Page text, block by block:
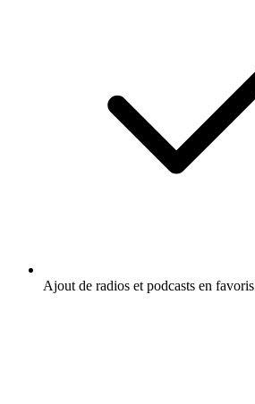
Ajout de radios et podcasts en favoris